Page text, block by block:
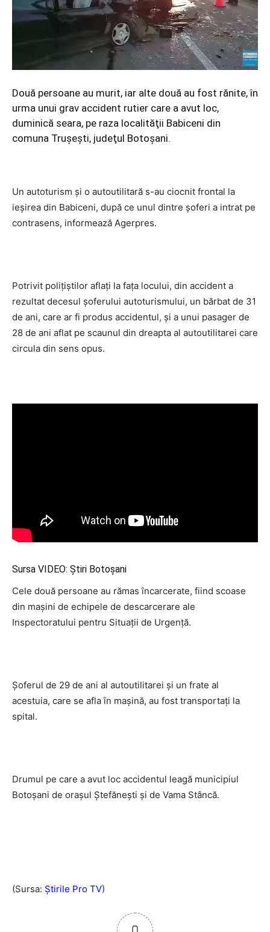
Două persoane au murit, iar alte două au fost rănite, în
urma unui grav accident rutier care a avut loc,
duminică seara, pe raza localităţii Babiceni din
comuna Truşeşti, judeţul Botoşani.
Un autoturism şi o autoutilitară s-au ciocnit frontal la
ieşirea din Babiceni, după ce unul dintre şoferi a intrat pe
contrasens, informează Agerpres.
Potrivit poliţiştilor aflaţi la faţa locului, din accident a
rezultat decesul şoferului autoturismului, un bărbat de 31
de ani, care ar fi produs accidentul, şi a unui pasager de
28 de ani aflat pe scaunul din dreapta al autoutilitarei care
circula din sens opus.
Sursa VIDEO: Știri Botoșani
Cele două persoane au rămas încarcerate, fiind scoase
din maşini de echipele de descarcerare ale
Inspectoratului pentru Situaţii de Urgenţă.
Şoferul de 29 de ani al autoutilitarei şi un frate al
acestuia, care se afla în maşină, au fost transportaţi la
spital.
Drumul pe care a avut loc accidentul leagă municipiul
Botoşani de oraşul Ştefăneşti şi de Vama Stâncă.
(Sursa: Știrile Pro TV)